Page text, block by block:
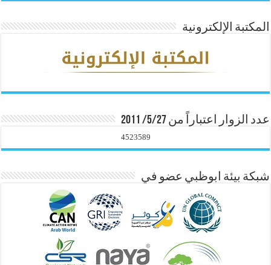
المكتبة الإلكترونية
عدد الزوار اعتباراً من 5/27/ 2011
4523589
شبكة بيئة ابوظبي عضو في